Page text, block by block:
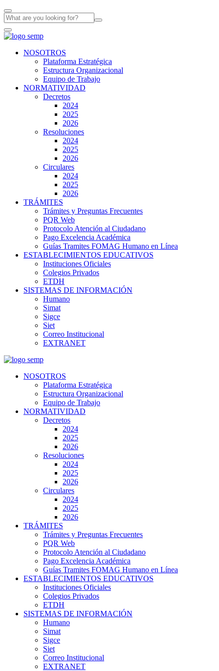
NOSOTROS
Plataforma Estratégica
Estructura Organizacional
Equipo de Trabajo
NORMATIVIDAD
Decretos
2024
2025
2026
Resoluciones
2024
2025
2026
Circulares
2024
2025
2026
TRÁMITES
Trámites y Preguntas Frecuentes
PQR Web
Protocolo Atención al Ciudadano
Pago Excelencia Académica
Guías Tramites FOMAG Humano en Línea
ESTABLECIMIENTOS EDUCATIVOS
Instituciones Oficiales
Colegios Privados
ETDH
SISTEMAS DE INFORMACIÓN
Humano
Simat
Sigce
Siet
Correo Institucional
EXTRANET
NOSOTROS
Plataforma Estratégica
Estructura Organizacional
Equipo de Trabajo
NORMATIVIDAD
Decretos
2024
2025
2026
Resoluciones
2024
2025
2026
Circulares
2024
2025
2026
TRÁMITES
Trámites y Preguntas Frecuentes
PQR Web
Protocolo Atención al Ciudadano
Pago Excelencia Académica
Guías Tramites FOMAG Humano en Línea
ESTABLECIMIENTOS EDUCATIVOS
Instituciones Oficiales
Colegios Privados
ETDH
SISTEMAS DE INFORMACIÓN
Humano
Simat
Sigce
Siet
Correo Institucional
EXTRANET